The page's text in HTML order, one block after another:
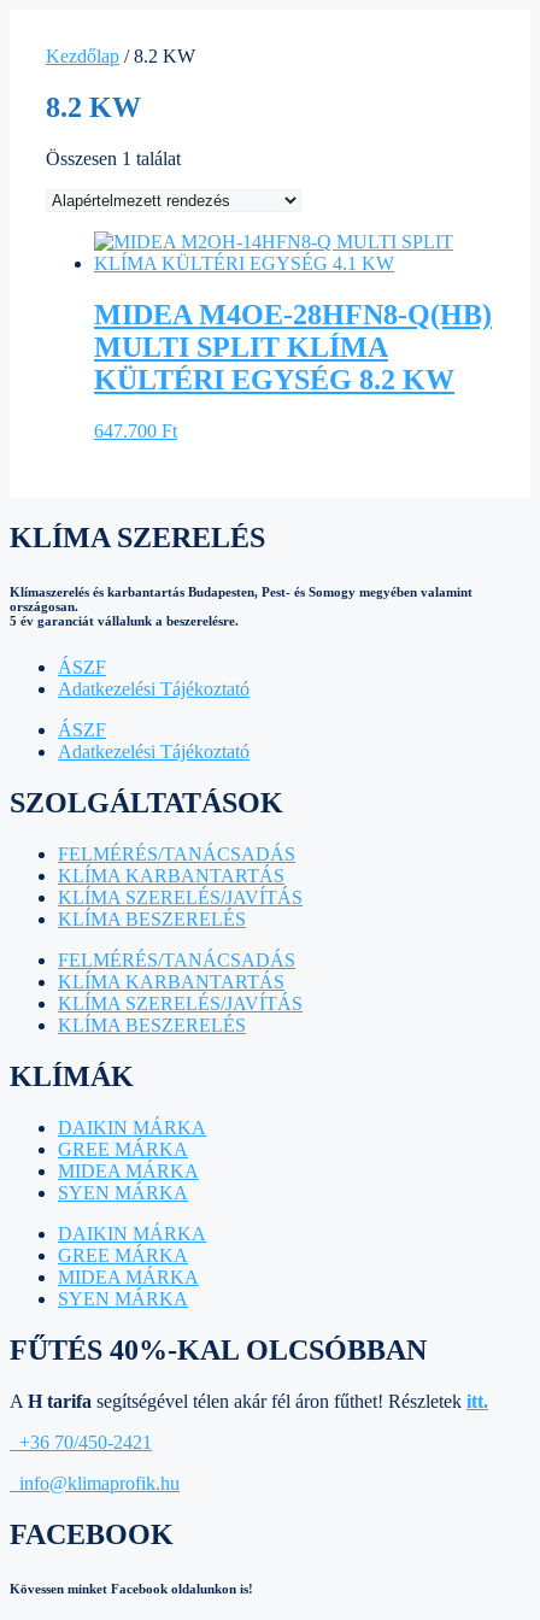
Kezdőlap / 8.2 KW
8.2 KW
Összesen 1 találat
MIDEA M4OE-28HFN8-Q(HB)
MULTI SPLIT KLÍMA
KÜLTÉRI EGYSÉG 8.2 KW
647.700 Ft
KLÍMA SZERELÉS
Klímaszerelés és karbantartás Budapesten, Pest- és Somogy megyében valamint
országosan.
5 év garanciát vállalunk a beszerelésre.
ÁSZF
Adatkezelési Tájékoztató
ÁSZF
Adatkezelési Tájékoztató
SZOLGÁLTATÁSOK
FELMÉRÉS/TANÁCSADÁS
KLÍMA KARBANTARTÁS
KLÍMA SZERELÉS/JAVÍTÁS
KLÍMA BESZERELÉS
FELMÉRÉS/TANÁCSADÁS
KLÍMA KARBANTARTÁS
KLÍMA SZERELÉS/JAVÍTÁS
KLÍMA BESZERELÉS
KLÍMÁK
DAIKIN MÁRKA
GREE MÁRKA
MIDEA MÁRKA
SYEN MÁRKA
DAIKIN MÁRKA
GREE MÁRKA
MIDEA MÁRKA
SYEN MÁRKA
FŰTÉS 40%-KAL OLCSÓBBAN
A H tarifa segítségével télen akár fél áron fűthet! Részletek itt.
+36 70/450-2421
info@klimaprofik.hu
FACEBOOK
Kövessen minket Facebook oldalunkon is!